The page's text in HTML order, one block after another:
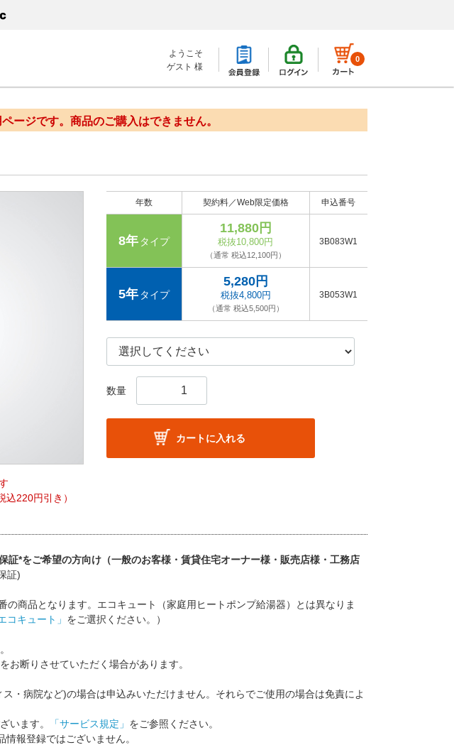
ようこそ
ゲスト 様
0
ージです。商品のご購入はできません。
年数 契約料／Web限定価格 申込番号
8年 タイプ
11,880円
税抜10,800円
（通常 税込12,100円）
3B083W1
5年 タイプ
5,280円
税抜4,800円
（通常 税込5,500円）
3B053W1
数量
カートに入れる
220円引き）
証*をご希望の方向け（一般のお客様・賃貸住宅オーナー様・販売店様・工務店
証)
の商品となります。エコキュート（家庭用ヒートポンプ給湯器）とは異なりま
コキュート」 をご選択ください。）
断りさせていただく場合があります。
・病院など)の場合は申込みいただけません。それらでご使用の場合は免責によ
います。
「サービス規定」 をご参照ください。
報登録ではございません。